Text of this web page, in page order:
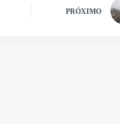
PRÓXIMO